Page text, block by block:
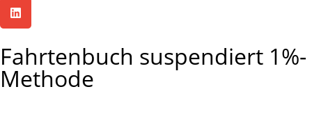
Fahrtenbuch suspendiert 1%-
Methode